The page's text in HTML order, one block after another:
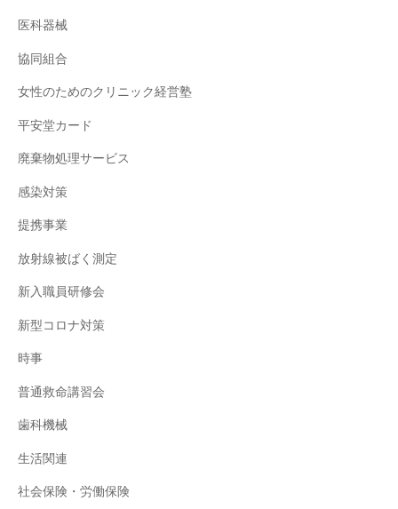
医科器械
協同組合
女性のためのクリニック経営塾
平安堂カード
廃棄物処理サービス
感染対策
提携事業
放射線被ばく測定
新入職員研修会
新型コロナ対策
時事
普通救命講習会
歯科機械
生活関連
社会保険・労働保険